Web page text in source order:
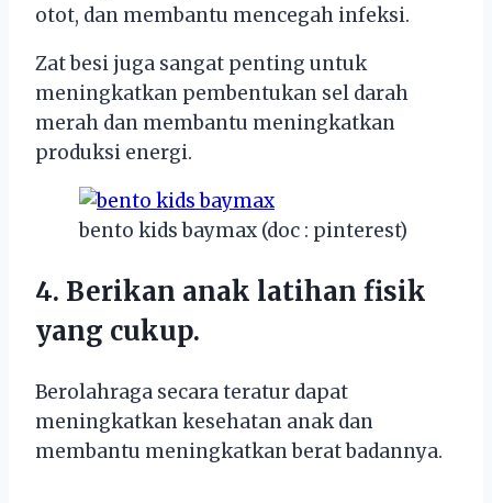
otot, dan membantu mencegah infeksi.
Zat besi juga sangat penting untuk
meningkatkan pembentukan sel darah
merah dan membantu meningkatkan
produksi energi.
bento kids baymax (doc : pinterest)
4. Berikan anak latihan fisik
yang cukup.
Berolahraga secara teratur dapat
meningkatkan kesehatan anak dan
membantu meningkatkan berat badannya.